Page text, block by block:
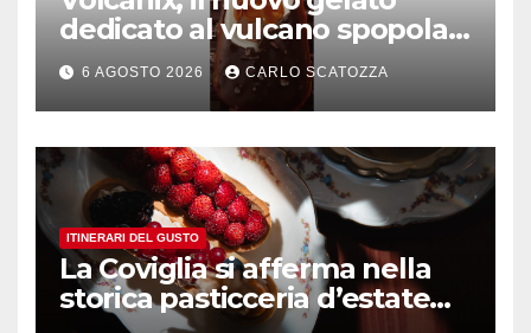
dedicato al vulcano spopola,
è nato a Caivano
6 AGOSTO 2026 CARLO SCATOZZA
ITINERARI DEL GUSTO
La Coviglia si afferma nella
storica pasticceria d’estate